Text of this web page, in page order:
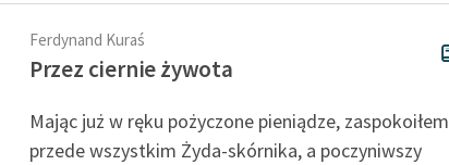
Ferdynand Kuraś
Przez ciernie żywota
Mając już w ręku pożyczone pieniądze, zaspokoiłem
przede wszystkim Żyda-skórnika, a poczyniwszy